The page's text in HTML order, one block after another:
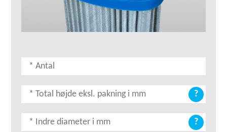
?
?